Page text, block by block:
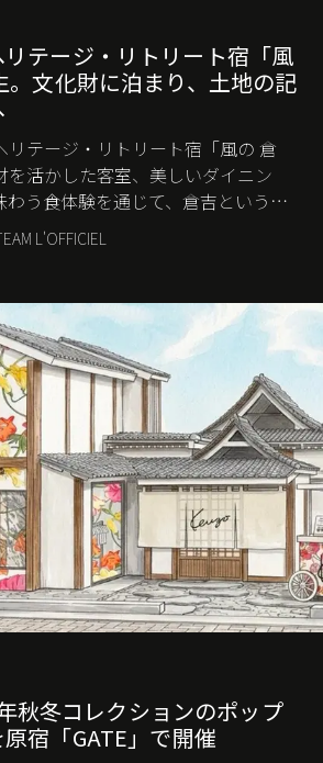
テージ・リトリート宿「風
。文化財に泊まり、土地の記
リテージ・リトリート宿「風の 倉
を活かした客室、美しいダイニン
わう食体験を通じて、倉吉というま
提案する。
L'OFFICIEL
秋冬コレクションのポップ
宿「GATE」で開催